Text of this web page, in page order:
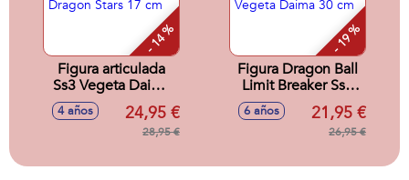
- 14 %
Figura articulada
Ss3 Vegeta Daima
Dragon Stars 17 cm
4 años 24,95 €
28,95 €
- 19 %
Figura Dragon Ball
Limit Breaker Ss3
Vegeta Daima 30
6 años 21,95 €
26,95 €